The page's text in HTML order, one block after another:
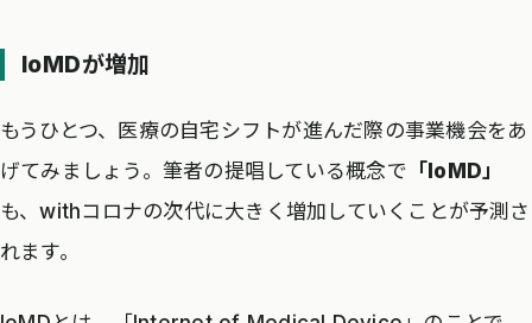
IoMDが増加
もうひとつ、医療の自宅シフトが進んだ際の事業機会をあ
げてみましょう。筆者の提唱している概念で 「IoMD」
も、withコロナの次代に大きく増加していくことが予測さ
れます。